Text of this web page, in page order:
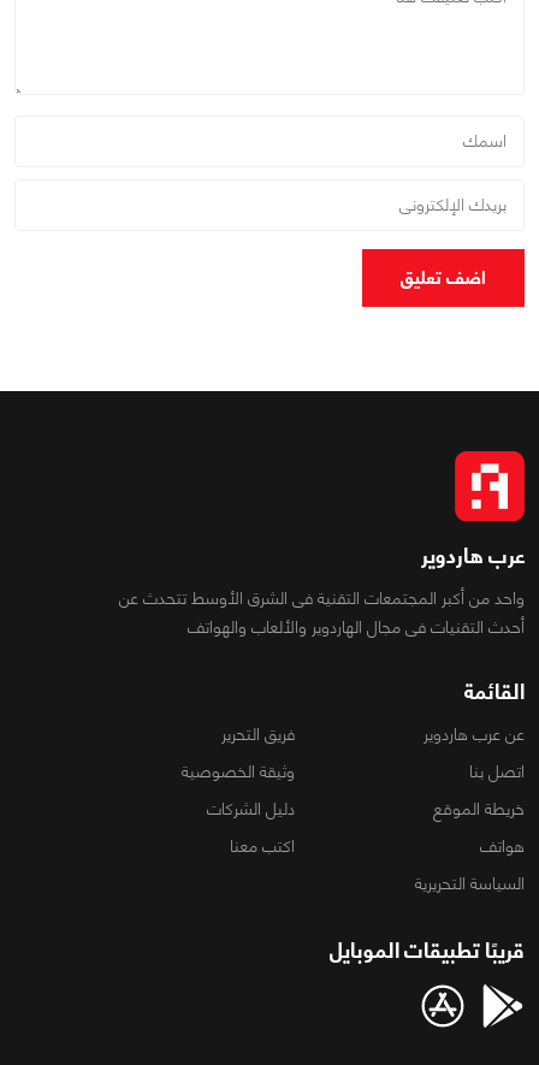
اضف تعليق
عرب هاردوير
واحد من أكبر المجتمعات التقنية فى الشرق الأوسط تتحدث عن
أحدث التقنيات فى مجال الهاردوير والألعاب والهواتف
القائمة
عن عرب هاردوير
فريق التحرير
اتصل بنا
وثيقة الخصوصية
خريطة الموقع
دليل الشركات
هواتف
اكتب معنا
السياسة التحريرية
قريبًا تطبيقات الموبايل